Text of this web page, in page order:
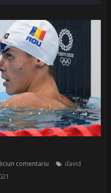
comentariu
david